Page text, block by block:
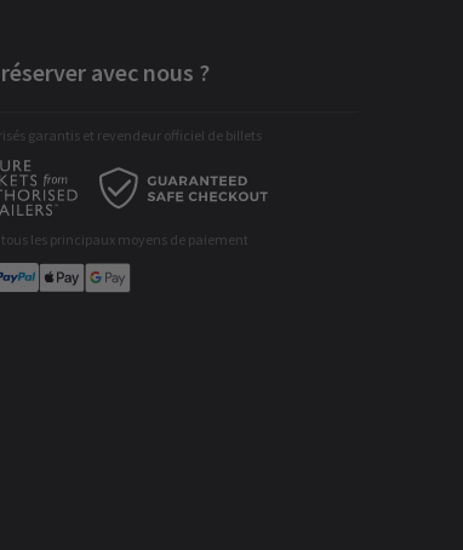
avec nous ?
garantis et revendeur officiel de billets
les principaux moyens de paiement